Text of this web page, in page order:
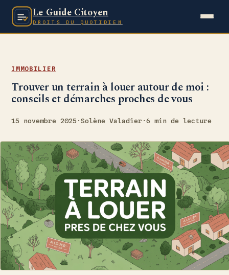
Le Guide Citoyen
DROITS DU QUOTIDIEN
IMMOBILIER
Trouver un terrain à louer autour de moi :
conseils et démarches proches de vous
15 novembre 2025 ·Solène Valadier ·6 min de lecture